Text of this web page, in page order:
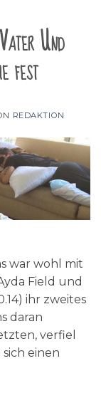
Und
fest
REDAKTION
war wohl mit
Field und
ihr zweites
daran
verfiel
einen